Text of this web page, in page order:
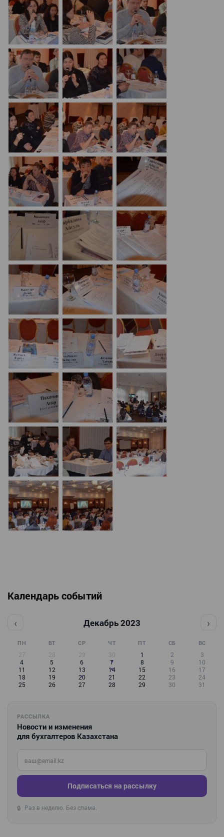
Календарь событий
‹ Декабрь 2023 ›
ПН ВТ СР ЧТ ПТ СБ ВС
27 28 29 30 1 2
3
4
5 6 7 8 9
10
11
12 13 14 15 16
17
18
19 20 21 22 23
24
25
26 27 28 29 30 31
РАССЫЛКА
Новости и изменения
для бухгалтеров Казахстана
Введите ваш e-mail
Подписаться на рассылку
🔒 Раз в неделю. Без спама.